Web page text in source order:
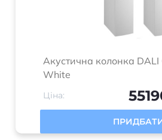
Акустична колонка DALI
White
Ціна: